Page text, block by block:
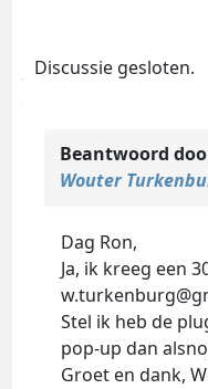
Discussie gesloten.
Beantwoord
Wouter
Dag Ron,
Ja, ik kreeg een
Stel ik heb de
pop-up dan
Groet en dank,